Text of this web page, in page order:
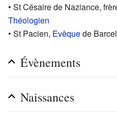
• St Césaire de Naziance,
Théologien
• St Pacien, Evêquede
Évènements
Naissances